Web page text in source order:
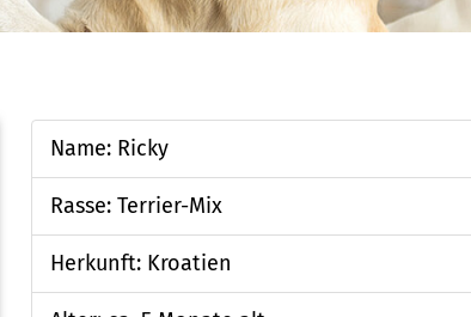
Name: Ricky
Rasse: Terrier-Mix
Herkunft: Kroatien